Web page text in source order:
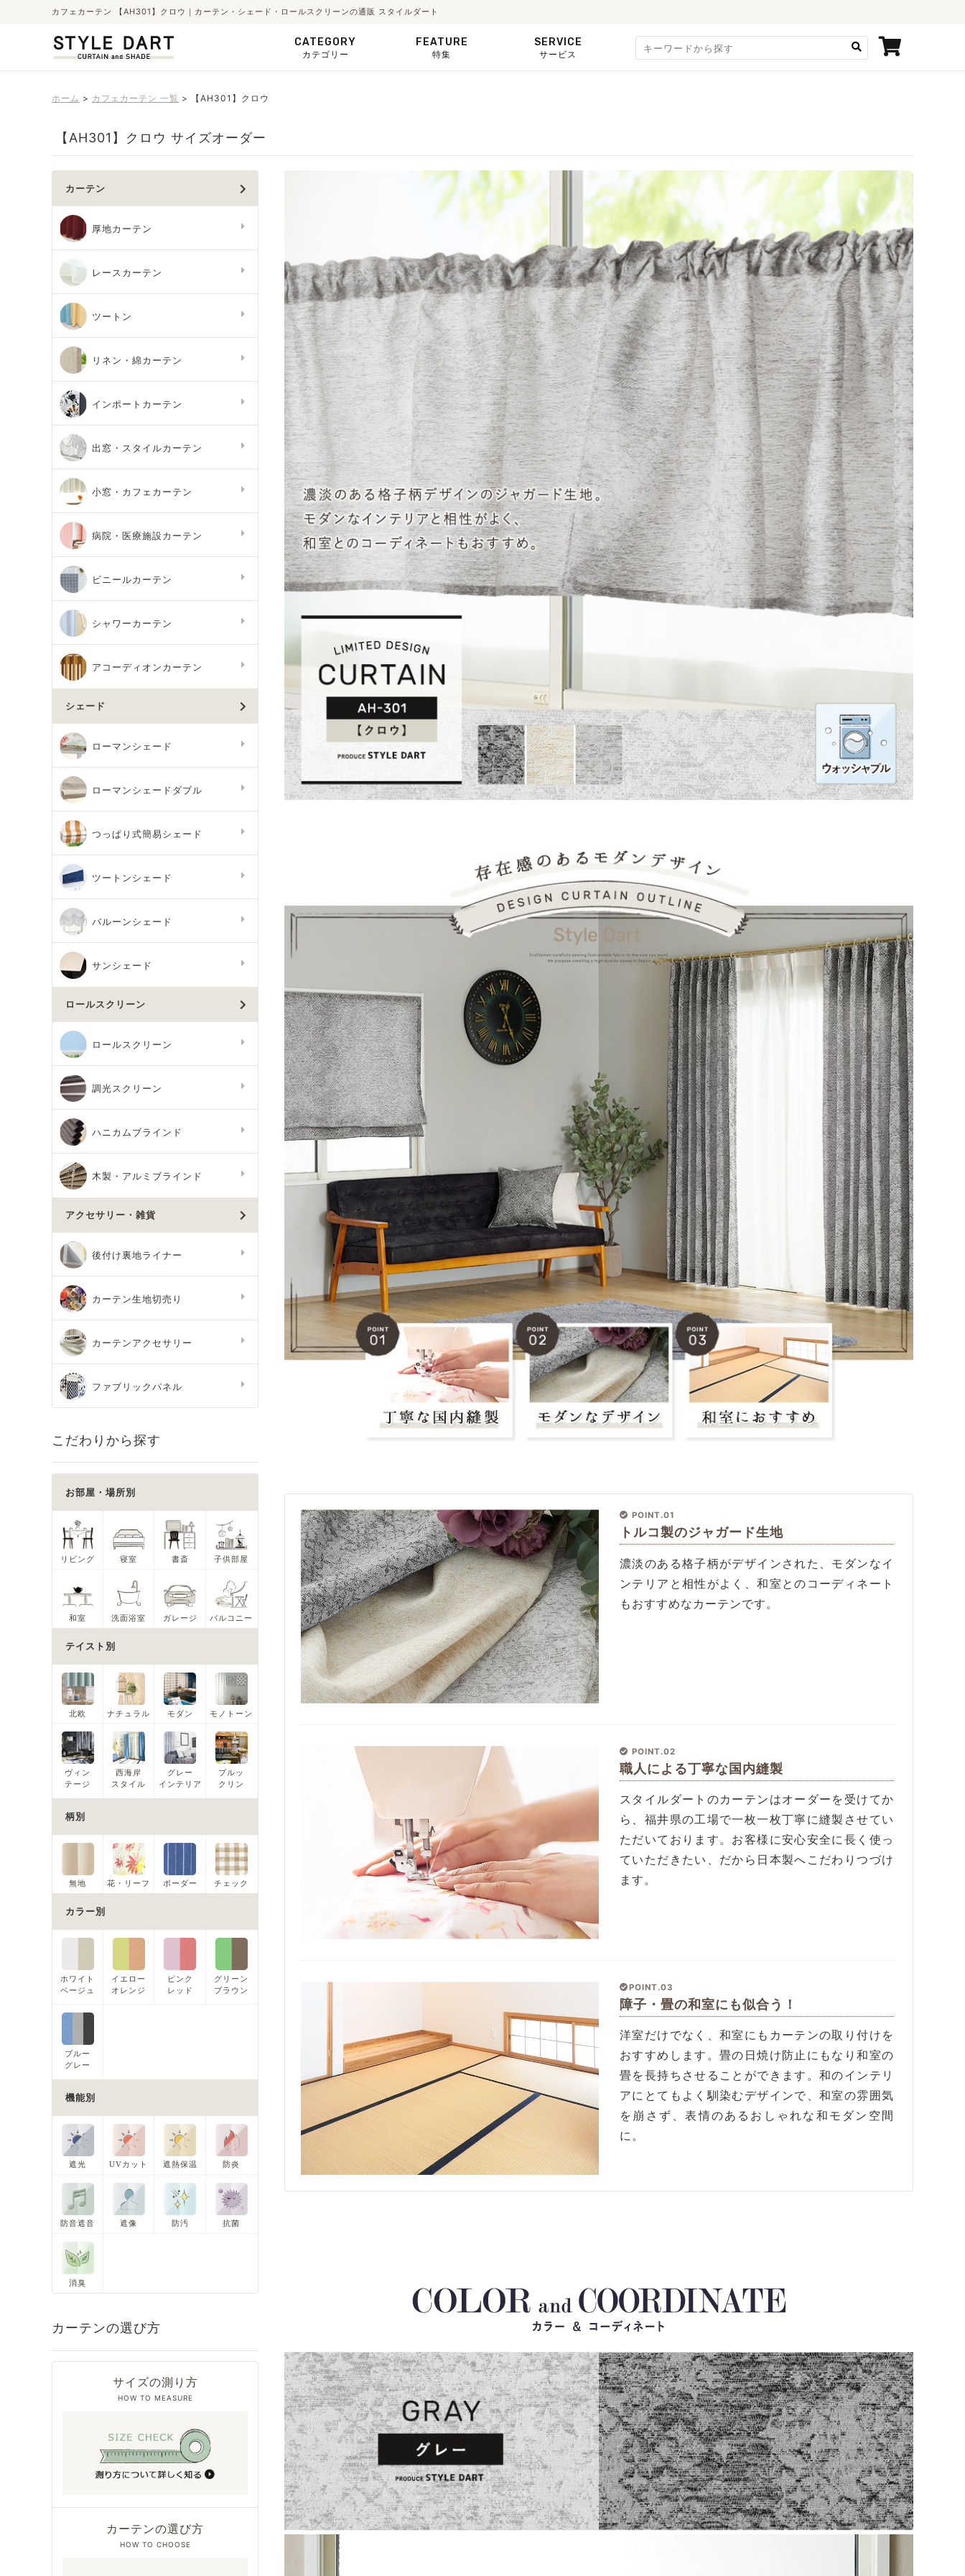
カフェカーテン 【AH301】クロウ｜カーテン・シェード・ロールスクリーンの通販 スタイルダート
CATEGORY
カテゴリー
FEATURE
特集
SERVICE
サービス
ホーム カフェカーテン 一覧 【AH301】クロウ
【AH301】クロウ サイズオーダー
POINT.01
トルコ製のジャガード生地
濃淡のある格子柄がデザインされた、モダンなイ
ンテリアと相性がよく、和室とのコーディネート
もおすすめなカーテンです。
POINT.02
職人による丁寧な国内縫製
スタイルダートのカーテンはオーダーを受けてか
ら、福井県の工場で一枚一枚丁寧に縫製させてい
ただいております。お客様に安心安全に長く使っ
ていただきたい、だから日本製へこだわりつづけ
ます。
POINT.03
障子・畳の和室にも似合う！
洋室だけでなく、和室にもカーテンの取り付けを
おすすめします。畳の日焼け防止にもなり和室の
畳を長持ちさせることができます。和のインテリ
アにとてもよく馴染むデザインで、和室の雰囲気
を崩さず、表情のあるおしゃれな和モダン空間
に。
カーテン
厚地カーテン
レースカーテン
ツートン
リネン・綿カーテン
インポートカーテン
出窓・スタイルカーテン
小窓・カフェカーテン
病院・医療施設カーテン
ビニールカーテン
シャワーカーテン
アコーディオンカーテン
シェード
ローマンシェード
ローマンシェードダブル
つっぱり式簡易シェード
ツートンシェード
バルーンシェード
サンシェード
ロールスクリーン
ロールスクリーン
調光スクリーン
ハニカムブラインド
木製・アルミブラインド
アクセサリー・雑貨
後付け裏地ライナー
カーテン生地切売り
カーテンアクセサリー
ファブリックパネル
こだわりから探す
お部屋・場所別
リビング 寝室 書斎 子供部屋
和室 洗面浴室 ガレージ バルコニー
テイスト別
北欧 ナチュラル モダン モノトーン
ヴィン
テージ
西海岸
スタイル
グレー
インテリア
ブルッ
クリン
柄別
無地 花・リーフ ボーダー チェック
カラー別
ホワイト
ベージュ
イエロー
オレンジ
ピンク
レッド
グリーン
ブラウン
ブルー
グレー
機能別
遮光 UVカット 遮熱保温 防炎
防音遮音 遮像 防汚 抗菌
消臭
カーテンの選び方
サイズの測り方
HOW TO MEASURE
カーテンの選び方
HOW TO CHOOSE